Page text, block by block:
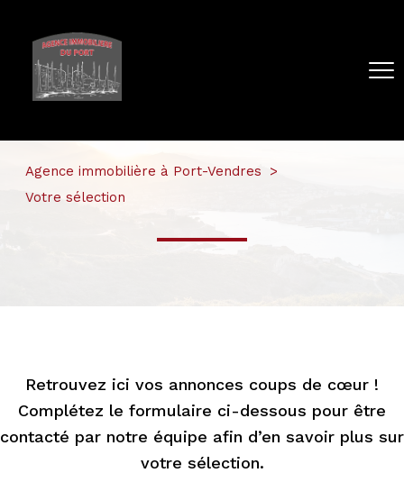
Agence immobilière à Port-Vendres
Votre sélection
Retrouvez ici vos annonces coups de cœur !
Complétez le formulaire ci-dessous pour être
contacté par notre équipe afin d’en savoir plus sur
votre sélection.